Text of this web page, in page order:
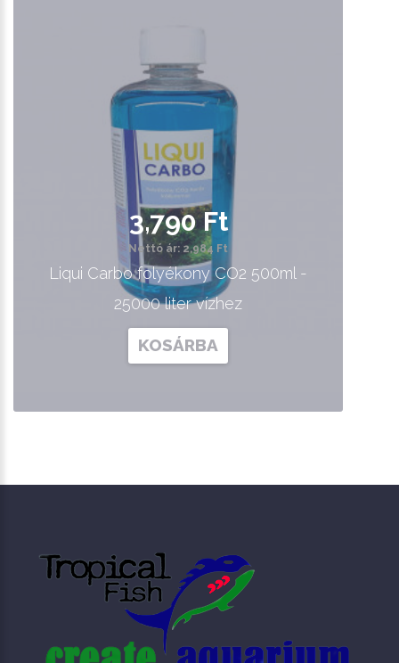
3,790 Ft
Nettó ár: 2,984 Ft
Liqui Carbo folyékony CO2 500ml -
25000 liter vízhez
KOSÁRBA